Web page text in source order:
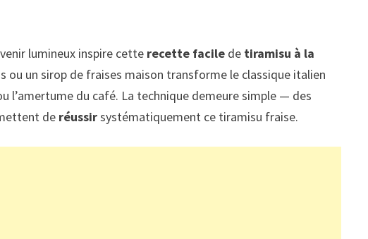
lumineux inspire cette recette facile de tiramisu à la
ou un sirop de fraises maison transforme le classique italien
l’amertume du café. La technique demeure simple — des
de réussirsystématiquement ce tiramisu fraise.